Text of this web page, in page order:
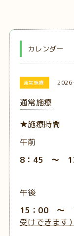
カレンダー
通常施療
通常施療
★施療時間
午前
8：45 ～
午後
15：00 ～
受けできます）